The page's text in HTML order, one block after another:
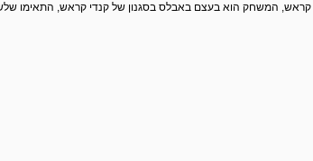
המשחק הוא בעצם באבלס בסגנון של קנדי קראש, התאימו